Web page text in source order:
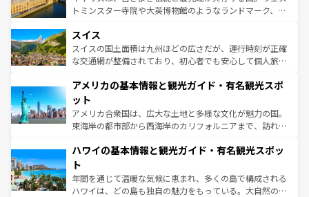
も豊かな歴史と文化が息づいている。パリ以外の個性あふ
を参照してほしい。
してライン川沿いのワイン畑といった風景は必見。ビール
は、お酒好きな人にはぜひ体験してほしい。 なお、新着の
ドイツ情報はコンテンツ一覧を参照してほしい。
トミンスター寺院や大英博物館のようなランドマーク、歴
リアごとに異なる魅力がある。また、優雅なアフタヌーン
ティー、ビール好きにはたまらない英国パブ、サッカー観
戦など、本場だからこそできる体験も豊富。イギリスを旅
ンツ一覧を参照してほしい。
スイス
スイスの国土面積は九州ほどの広さだが、運行時刻が正確
な交通網が整備されており、初心者でも安心して個人旅行
の建物がそのまま残る町や、スイスならではのユニークな
博物館もあり、アルプス観光だけでなく町歩きも満喫する
ことができる。国民の所得が高いため物価も高いが、旅行
者向けの交通パス提供のサービスもあり、うまく活用すれ
着のスイス情報はコンテンツ一覧を参照してほしい。
アメリカの基本情報と観光ガイド・有名観光スポ
ット
アメリカ合衆国は、広大な土地と多様な文化が魅力の国。
東海岸の都市部から西海岸のカリフォルニアまで、訪れる
のような巨大都市は、観光、ショッピング、エンターテイ
ンメントが詰まった刺激的なスポットだ。一方、アメリカ
西部には大自然が広がり、グランドキャニオンやイエロー
ストーン国立公園といった絶景が堪能できる。さらに、南
ハワイの基本情報と観光ガイド・有名観光スポッ
ト
年間を通じて温暖な気候に恵まれ、多くの島で構成される
ハワイは、どの島も独自の魅力をもっている。大自然の神